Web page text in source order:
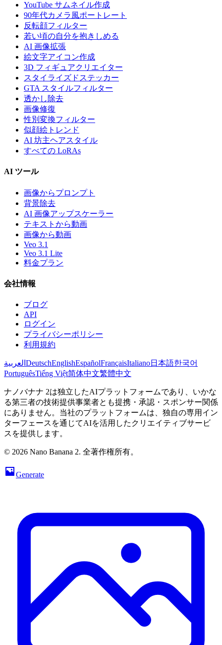
YouTube サムネイル作成
90年代カメラ風ポートレート
反転顔フィルター
若い頃の自分を抱きしめる
AI 画像拡張
絵文字アイコン作成
3D フィギュアクリエイター
スタイライズドステッカー
GTA スタイルフィルター
透かし除去
画像修復
性別変換フィルター
似顔絵トレンド
AI 坊主ヘアスタイル
すべての LoRAs
AI ツール
画像からプロンプト
背景除去
AI 画像アップスケーラー
テキストから動画
画像から動画
Veo 3.1
Veo 3.1 Lite
料金プラン
会社情報
ブログ
API
ログイン
プライバシーポリシー
利用規約
العربية DeutschEnglishEspañolFrançaisItaliano日本語한국어
PortuguêsTiếng Việt简体中文繁體中文
ナノバナナ 2は独立したAIプラットフォームであり、いかな
る第三者の技術提供事業者とも提携・承認・スポンサー関係
にありません。当社のプラットフォームは、独自の専用イン
ターフェースを通じてAIを活用したクリエイティブサービ
スを提供します。
© 2026 Nano Banana 2. 全著作権所有。
Generate